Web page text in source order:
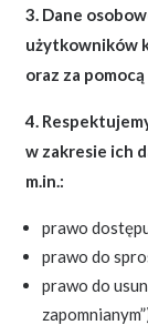
3. Dane
użytkowników
oraz za
4.
w zakresie ich
m.in.:
prawo
prawo do
prawo do